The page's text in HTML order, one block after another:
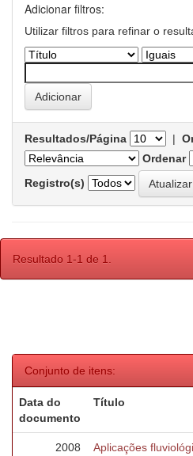
Adicionar filtros:
Utilizar filtros para refinar o
Resultados/Página |
Ordenar
Registro(s)
Resultado 1-1 de 1.
Conjunto de itens:
Data do
documento
Título
2008
Aplicações